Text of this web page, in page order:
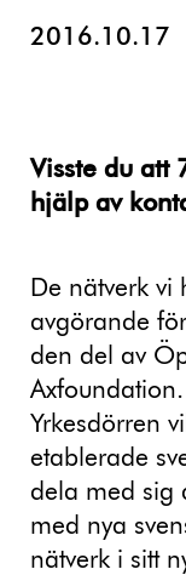
2016.10.17
Visste du att
hjälp av
De nätverk
avgörande
den del av
Yrkesdörren
etablerade
dela med sig
med nya
nätverk i sitt